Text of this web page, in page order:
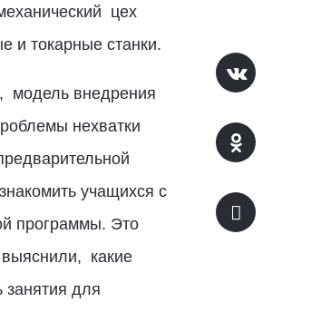
цех
и токарные станки.
модель внедрения
нехватки
учащихся с
программы. Это
какие
для